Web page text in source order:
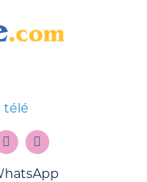
télé